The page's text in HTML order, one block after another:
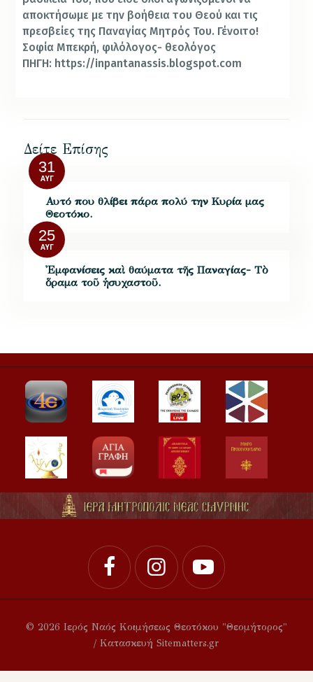
αποκτήσωμε με την βοήθεια του Θεού και τις
πρεσβείες της Παναγίας Μητρός Του. Γένοιτο!
Σοφία Μπεκρή, φιλόλογος- θεολόγος
ΠΗΓΗ: https://inpantanassis.blogspot.com
Δείτε Επίσης
31
ΑΥΓ
Αυτό που θλίβει πάρα πολύ την Κυρία μας
Θεοτόκο.
25
ΑΥΓ
Ἐμφανίσεις καὶ θαύματα τῆς Παναγίας- Τὸ
ὅραμα τοῦ ἡσυχαστοῦ.
© 2026 Ιερός Ναός Κοιμήσεως Θεοτόκου "Θεομήτορος"
/ Κατασκευή Sitematters.gr